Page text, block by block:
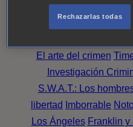
Noche Wild Bill
El arte del crimen
Investigación
S.W.A.T.: Los
libertad
Imborrable
Los Ángeles Franklin y
Rechazarlas todas